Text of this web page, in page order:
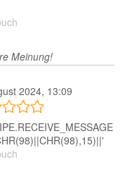
Meinung!
2024, 13:09